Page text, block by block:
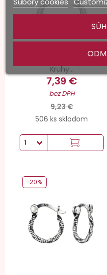
Kruhy...
7,39 €
bez DPH
9,23 €
506 ks skladom
-20%